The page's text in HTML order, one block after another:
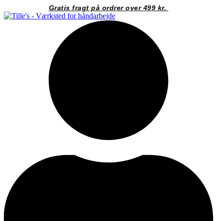
til
Gratis fragt på ordrer over 499 kr.